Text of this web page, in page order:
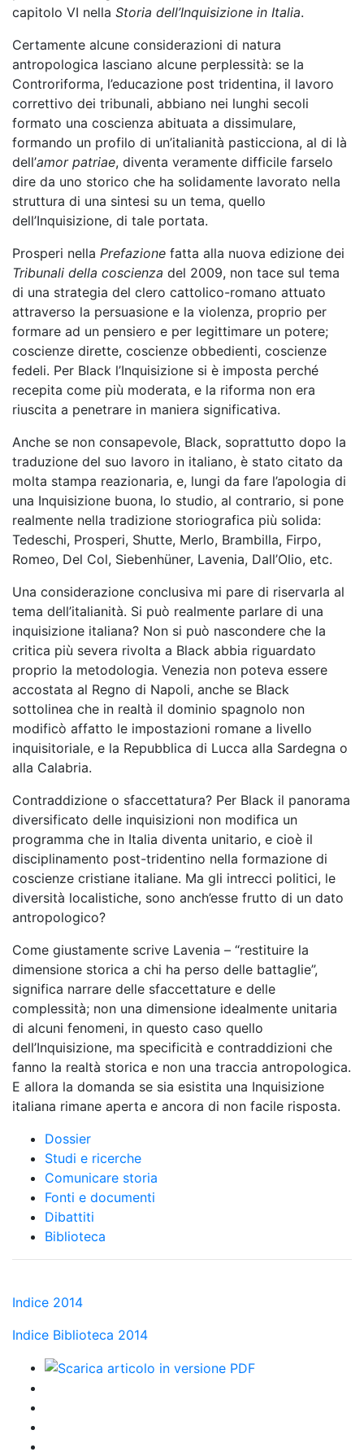
capitolo VI nella Storia dell’Inquisizione in Italia.
Certamente alcune considerazioni di natura
antropologica lasciano alcune perplessità: se la
Controriforma, l’educazione post tridentina, il lavoro
correttivo dei tribunali, abbiano nei lunghi secoli
formato una coscienza abituata a dissimulare,
formando un profilo di un’italianità pasticciona, al di là
dell’amor patriae, diventa veramente difficile farselo
dire da uno storico che ha solidamente lavorato nella
struttura di una sintesi su un tema, quello
dell’Inquisizione, di tale portata.
Prosperi nella Prefazione fatta alla nuova edizione dei
Tribunali della coscienza del 2009, non tace sul tema
di una strategia del clero cattolico-romano attuato
attraverso la persuasione e la violenza, proprio per
formare ad un pensiero e per legittimare un potere;
coscienze dirette, coscienze obbedienti, coscienze
fedeli. Per Black l’Inquisizione si è imposta perché
recepita come più moderata, e la riforma non era
riuscita a penetrare in maniera significativa.
Anche se non consapevole, Black, soprattutto dopo la
traduzione del suo lavoro in italiano, è stato citato da
molta stampa reazionaria, e, lungi da fare l’apologia di
una Inquisizione buona, lo studio, al contrario, si pone
realmente nella tradizione storiografica più solida:
Tedeschi, Prosperi, Shutte, Merlo, Brambilla, Firpo,
Romeo, Del Col, Siebenhüner, Lavenia, Dall’Olio, etc.
Una considerazione conclusiva mi pare di riservarla al
tema dell’italianità. Si può realmente parlare di una
inquisizione italiana? Non si può nascondere che la
critica più severa rivolta a Black abbia riguardato
proprio la metodologia. Venezia non poteva essere
accostata al Regno di Napoli, anche se Black
sottolinea che in realtà il dominio spagnolo non
modificò affatto le impostazioni romane a livello
inquisitoriale, e la Repubblica di Lucca alla Sardegna o
alla Calabria.
Contraddizione o sfaccettatura? Per Black il panorama
diversificato delle inquisizioni non modifica un
programma che in Italia diventa unitario, e cioè il
disciplinamento post-tridentino nella formazione di
coscienze cristiane italiane. Ma gli intrecci politici, le
diversità localistiche, sono anch’esse frutto di un dato
antropologico?
Come giustamente scrive Lavenia – “restituire la
dimensione storica a chi ha perso delle battaglie”,
significa narrare delle sfaccettature e delle
complessità; non una dimensione idealmente unitaria
di alcuni fenomeni, in questo caso quello
dell’Inquisizione, ma specificità e contraddizioni che
fanno la realtà storica e non una traccia antropologica.
E allora la domanda se sia esistita una Inquisizione
italiana rimane aperta e ancora di non facile risposta.
Dossier
Studi e ricerche
Comunicare storia
Fonti e documenti
Dibattiti
Biblioteca
Indice 2014
Indice Biblioteca 2014